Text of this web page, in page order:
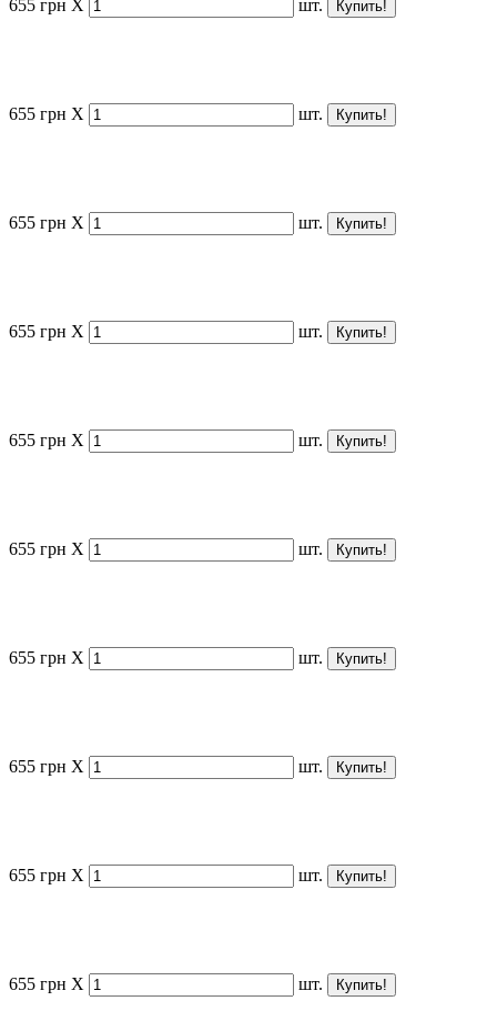
655 грн X шт.
655 грн X шт.
655 грн X шт.
655 грн X шт.
655 грн X шт.
655 грн X шт.
655 грн X шт.
655 грн X шт.
655 грн X шт.
655 грн X шт.